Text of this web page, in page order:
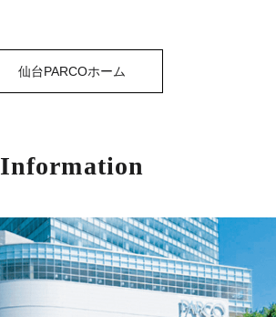
仙台PARCOホーム
Information